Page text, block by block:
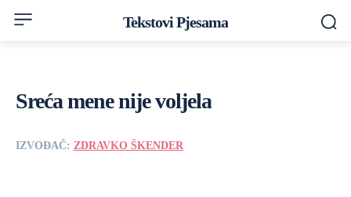
Tekstovi Pjesama
Sreća mene nije voljela
IZVOĐAČ: ZDRAVKO ŠKENDER